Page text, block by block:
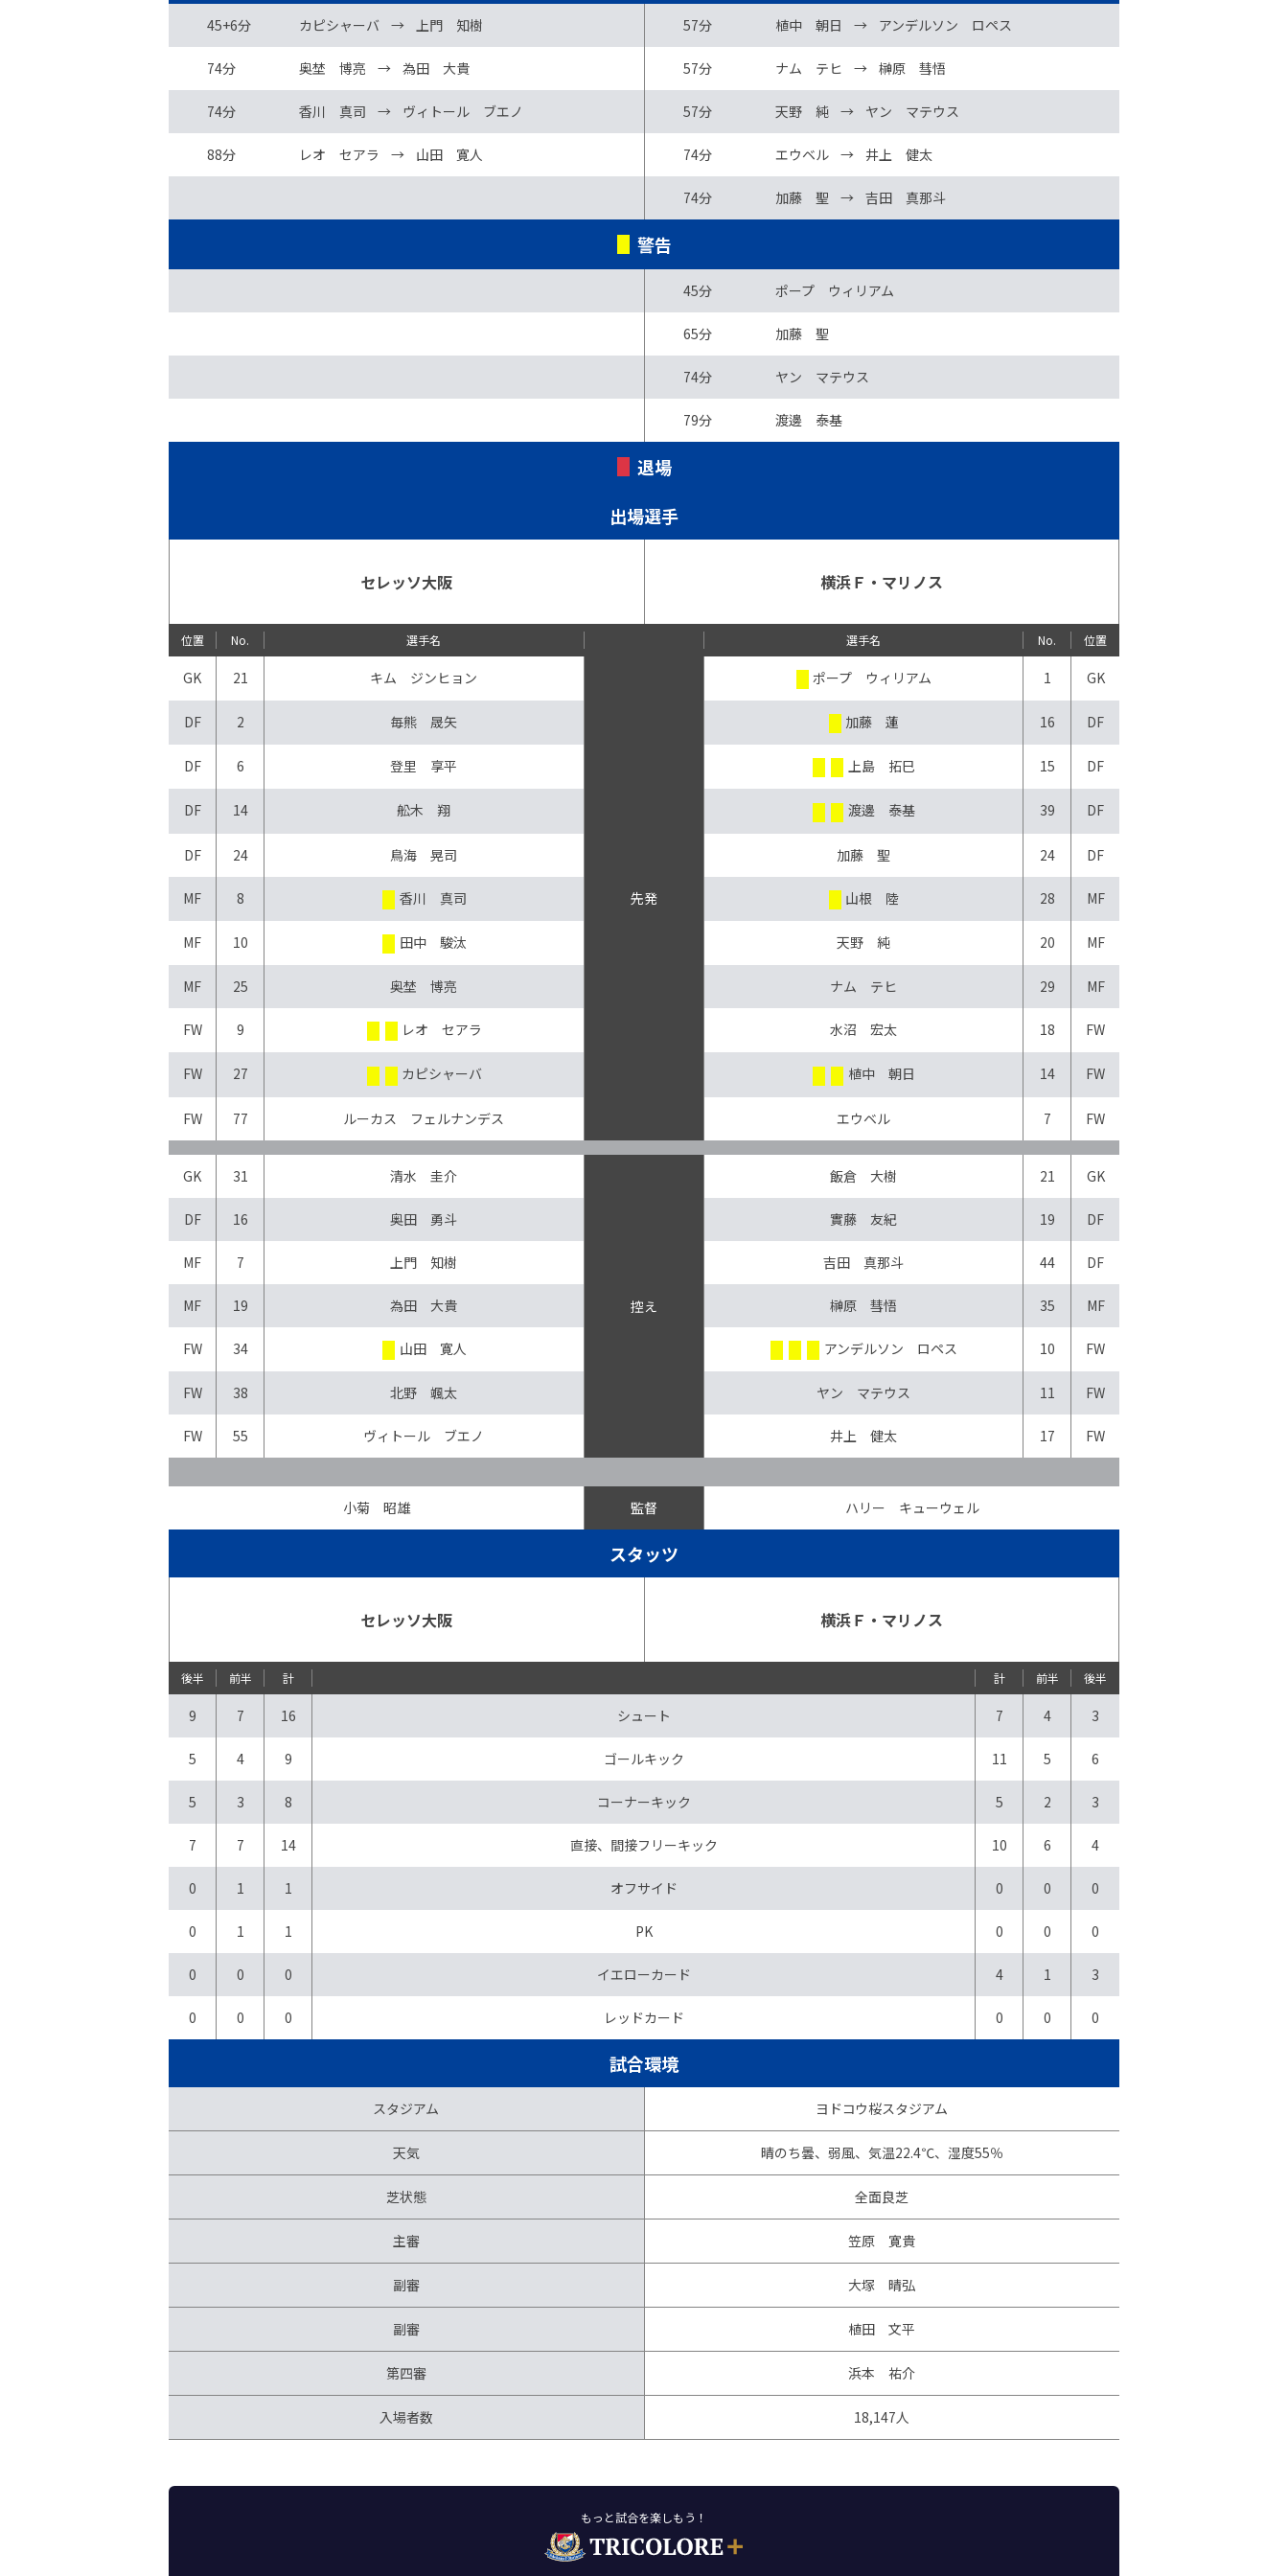
45+6分 カピシャーバ → 上門 知樹 57分 植中 朝日 → アンデルソン ロペス
74分 奥埜 博亮 → 為田 大貴 57分 ナム テヒ → 榊原 彗悟
74分 香川 真司 → ヴィトール ブエノ 57分 天野 純 → ヤン マテウス
88分 レオ セアラ → 山田 寛人 74分 エウベル → 井上 健太
74分 加藤 聖 → 吉田 真那斗
警告
45分 ポープ ウィリアム
65分 加藤 聖
74分 ヤン マテウス
79分 渡邊 泰基
退場
出場選手
セレッソ大阪 横浜Ｆ・マリノス
位置 No. 選手名 選手名 No. 位置
先発
GK 21 キム ジンヒョン ポープ ウィリアム 1 GK
DF 2 毎熊 晟矢 加藤 蓮 16 DF
DF 6 登里 享平 上島 拓巳 15 DF
DF 14 舩木 翔 渡邊 泰基 39 DF
DF 24 鳥海 晃司 加藤 聖 24 DF
MF 8 香川 真司 山根 陸 28 MF
MF 10 田中 駿汰 天野 純 20 MF
MF 25 奥埜 博亮 ナム テヒ 29 MF
FW 9 レオ セアラ 水沼 宏太 18 FW
FW 27 カピシャーバ 植中 朝日 14 FW
FW 77 ルーカス フェルナンデス エウベル 7 FW
控え
GK 31 清水 圭介 飯倉 大樹 21 GK
DF 16 奥田 勇斗 實藤 友紀 19 DF
MF 7 上門 知樹 吉田 真那斗 44 DF
MF 19 為田 大貴 榊原 彗悟 35 MF
FW 34 山田 寛人 アンデルソン ロペス 10 FW
FW 38 北野 颯太 ヤン マテウス 11 FW
FW 55 ヴィトール ブエノ 井上 健太 17 FW
監督
小菊 昭雄 ハリー キューウェル
スタッツ
セレッソ大阪 横浜Ｆ・マリノス
後半 前半 計 計 前半 後半
9 7 16 シュート 7 4 3
5 4 9 ゴールキック 11 5 6
5 3 8 コーナーキック 5 2 3
7 7 14 直接、間接フリーキック 10 6 4
0 1 1 オフサイド 0 0 0
0 1 1 PK 0 0 0
0 0 0 イエローカード 4 1 3
0 0 0 レッドカード 0 0 0
試合環境
スタジアム ヨドコウ桜スタジアム
天気 晴のち曇、弱風、気温22.4℃、湿度55％
芝状態 全面良芝
主審 笠原 寛貴
副審 大塚 晴弘
副審 植田 文平
第四審 浜本 祐介
入場者数 18,147人
もっと試合を楽しもう！